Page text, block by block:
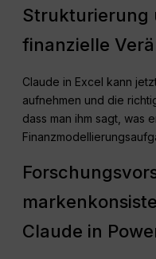
Strukturierung
finanzielle
Claude in Excel kann
aufnehmen und die
dass man ihm sagt, was
Claude in